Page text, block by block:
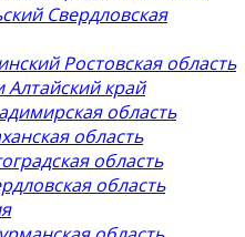
Свердловская
Ростовская область
край
область
область
область
область